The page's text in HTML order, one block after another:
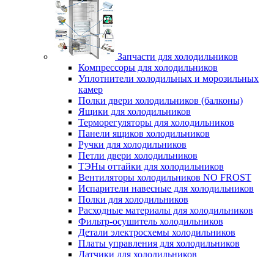
Запчасти для холодильников
Компрессоры для холодильников
Уплотнители холодильных и морозильных
камер
Полки двери холодильников (балконы)
Ящики для холодильников
Терморегуляторы для холодильников
Панели ящиков холодильников
Ручки для холодильников
Петли двери холодильников
ТЭНы оттайки для холодильников
Вентиляторы холодильников NO FROST
Испарители навесные для холодильников
Полки для холодильников
Расходные материалы для холодильников
Фильтр-осушитель холодильников
Детали электросхемы холодильников
Платы управления для холодильников
Датчики для холодильников